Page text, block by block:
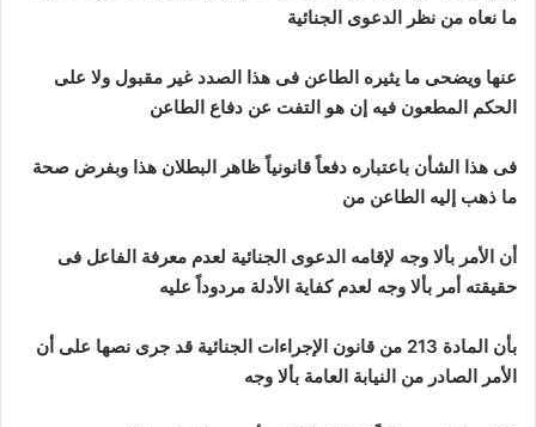
ما نعاه من نظر الدعوى الجنائية
عنها ويضحى ما يثيره الطاعن فى هذا الصدد غير مقبول ولا على
الحكم المطعون فيه إن هو التفت عن دفاع الطاعن
فى هذا الشأن باعتباره دفعاً قانونياً ظاهر البطلان هذا وبفرض صحة
ما ذهب إليه الطاعن من
أن الأمر بألا وجه لإقامه الدعوى الجنائية لعدم معرفة الفاعل فى
حقيقته أمر بألا وجه لعدم كفاية الأدلة مردوداً عليه
بأن المادة 213 من قانون الإجراءات الجنائية قد جرى نصها على أن
الأمر الصادر من النيابة العامة بألا وجه